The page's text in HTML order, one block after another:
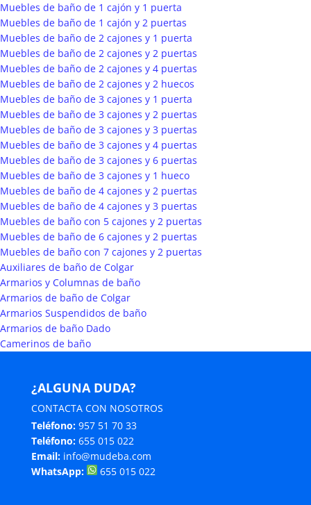
Muebles de baño de 1 cajón y 1 puerta
Muebles de baño de 1 cajón y 2 puertas
Muebles de baño de 2 cajones y 1 puerta
Muebles de baño de 2 cajones y 2 puertas
Muebles de baño de 2 cajones y 4 puertas
Muebles de baño de 2 cajones y 2 huecos
Muebles de baño de 3 cajones y 1 puerta
Muebles de baño de 3 cajones y 2 puertas
Muebles de baño de 3 cajones y 3 puertas
Muebles de baño de 3 cajones y 4 puertas
Muebles de baño de 3 cajones y 6 puertas
Muebles de baño de 3 cajones y 1 hueco
Muebles de baño de 4 cajones y 2 puertas
Muebles de baño de 4 cajones y 3 puertas
Muebles de baño con 5 cajones y 2 puertas
Muebles de baño de 6 cajones y 2 puertas
Muebles de baño con 7 cajones y 2 puertas
Auxiliares de baño de Colgar
Armarios y Columnas de baño
Armarios de baño de Colgar
Armarios Suspendidos de baño
Armarios de baño Dado
Camerinos de baño
¿ALGUNA DUDA?
CONTACTA CON NOSOTROS
Teléfono: 957 51 70 33
Teléfono: 655 015 022
Email: info@mudeba.com
WhatsApp:
655 015 022